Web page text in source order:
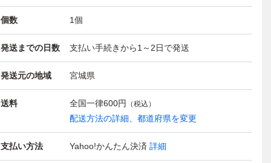
個数 1個
発送までの日数 支払い手続きから1～2日で発送
発送元の地域 宮城県
送料 全国一律600円 （税込）
配送方法の詳細、都道府県を変更
支払い方法 Yahoo!かんたん決済 詳細